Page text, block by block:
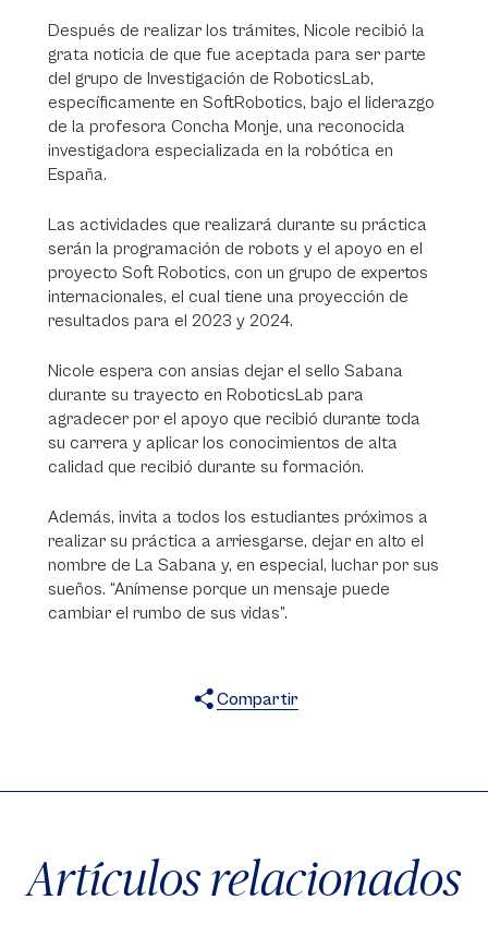
Después de realizar los trámites, Nicole recibió la
grata noticia de que fue aceptada para ser parte
del grupo de Investigación de RoboticsLab,
específicamente en SoftRobotics, bajo el liderazgo
de la profesora Concha Monje, una reconocida
investigadora especializada en la robótica en
España.
Las actividades que realizará durante su práctica
serán la programación de robots y el apoyo en el
proyecto Soft Robotics, con un grupo de expertos
internacionales, el cual tiene una proyección de
resultados para el 2023 y 2024.
Nicole espera con ansias dejar el sello Sabana
durante su trayecto en RoboticsLab para
agradecer por el apoyo que recibió durante toda
su carrera y aplicar los conocimientos de alta
calidad que recibió durante su formación.
Además, invita a todos los estudiantes próximos a
realizar su práctica a arriesgarse, dejar en alto el
nombre de La Sabana y, en especial, luchar por sus
sueños. “Anímense porque un mensaje puede
cambiar el rumbo de sus vidas”.
Compartir
Artículos relacionados